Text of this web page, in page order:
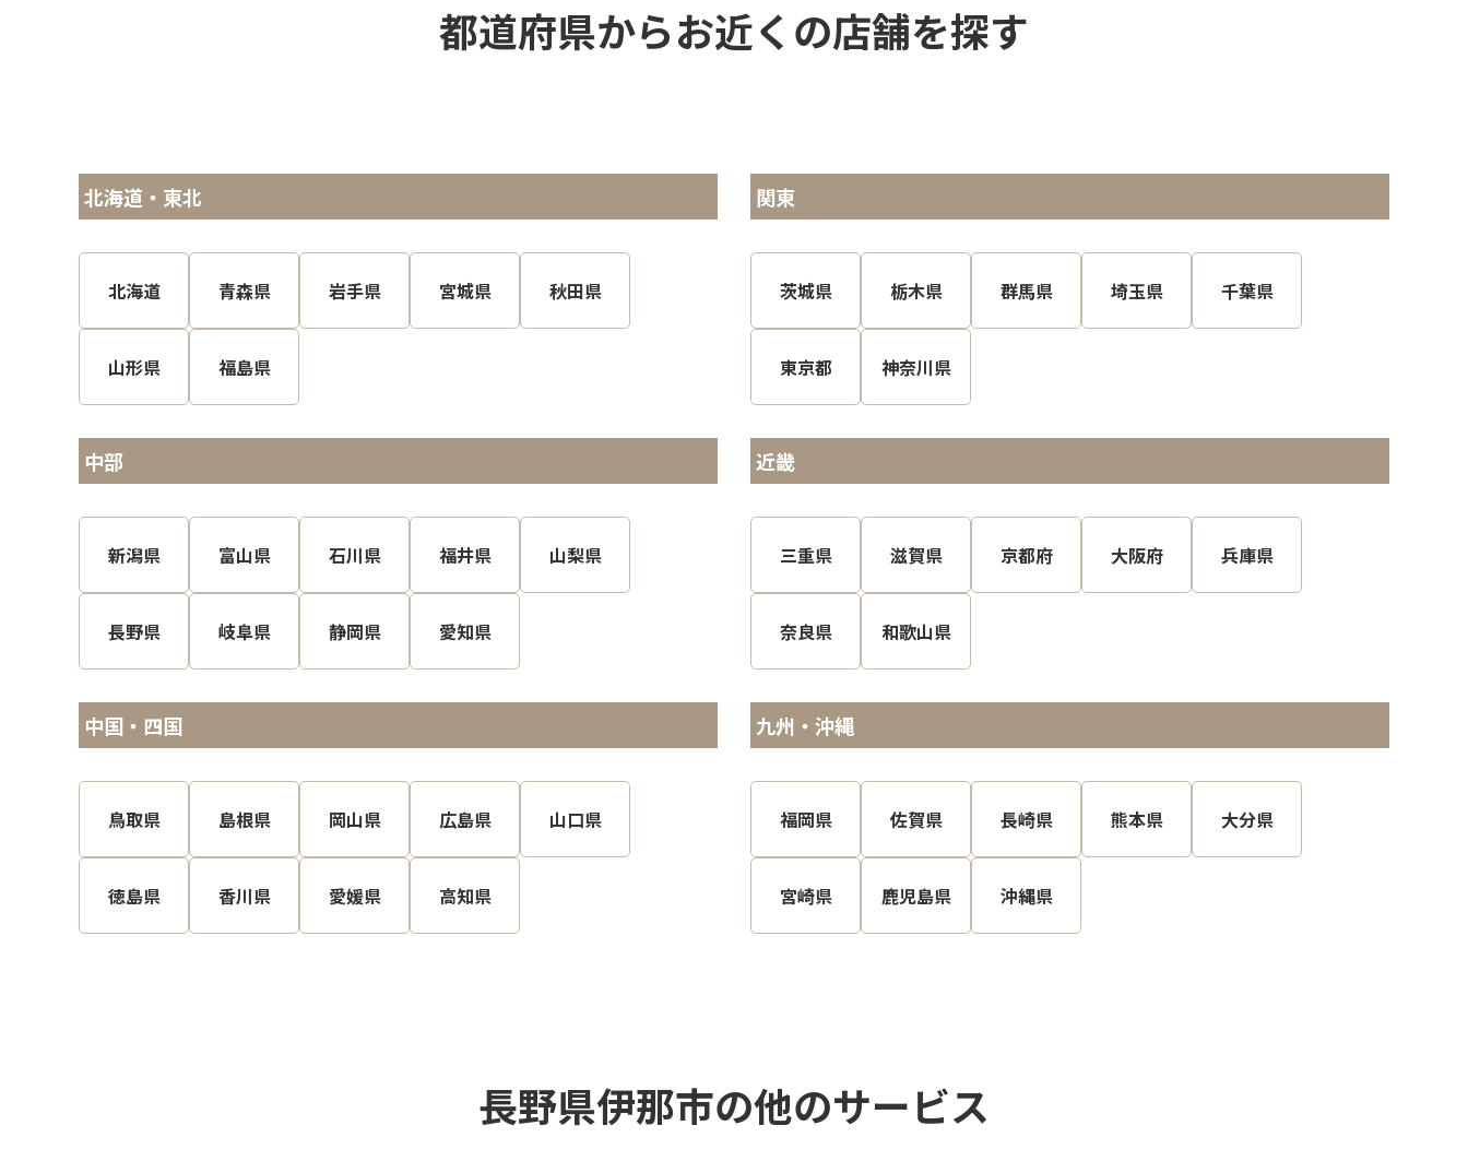
都道府県からお近くの店舗を探す
北海道・東北
北海道 青森県 岩手県 宮城県 秋田県
山形県 福島県
関東
茨城県 栃木県 群馬県 埼玉県 千葉県
東京都 神奈川県
中部
新潟県 富山県 石川県 福井県 山梨県
長野県 岐阜県 静岡県 愛知県
近畿
三重県 滋賀県 京都府 大阪府 兵庫県
奈良県 和歌山県
中国・四国
鳥取県 島根県 岡山県 広島県 山口県
徳島県 香川県 愛媛県 高知県
九州・沖縄
福岡県 佐賀県 長崎県 熊本県 大分県
宮崎県 鹿児島県 沖縄県
長野県伊那市の他のサービス